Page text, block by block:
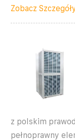
Zobacz
z polskim
pełnoprawny